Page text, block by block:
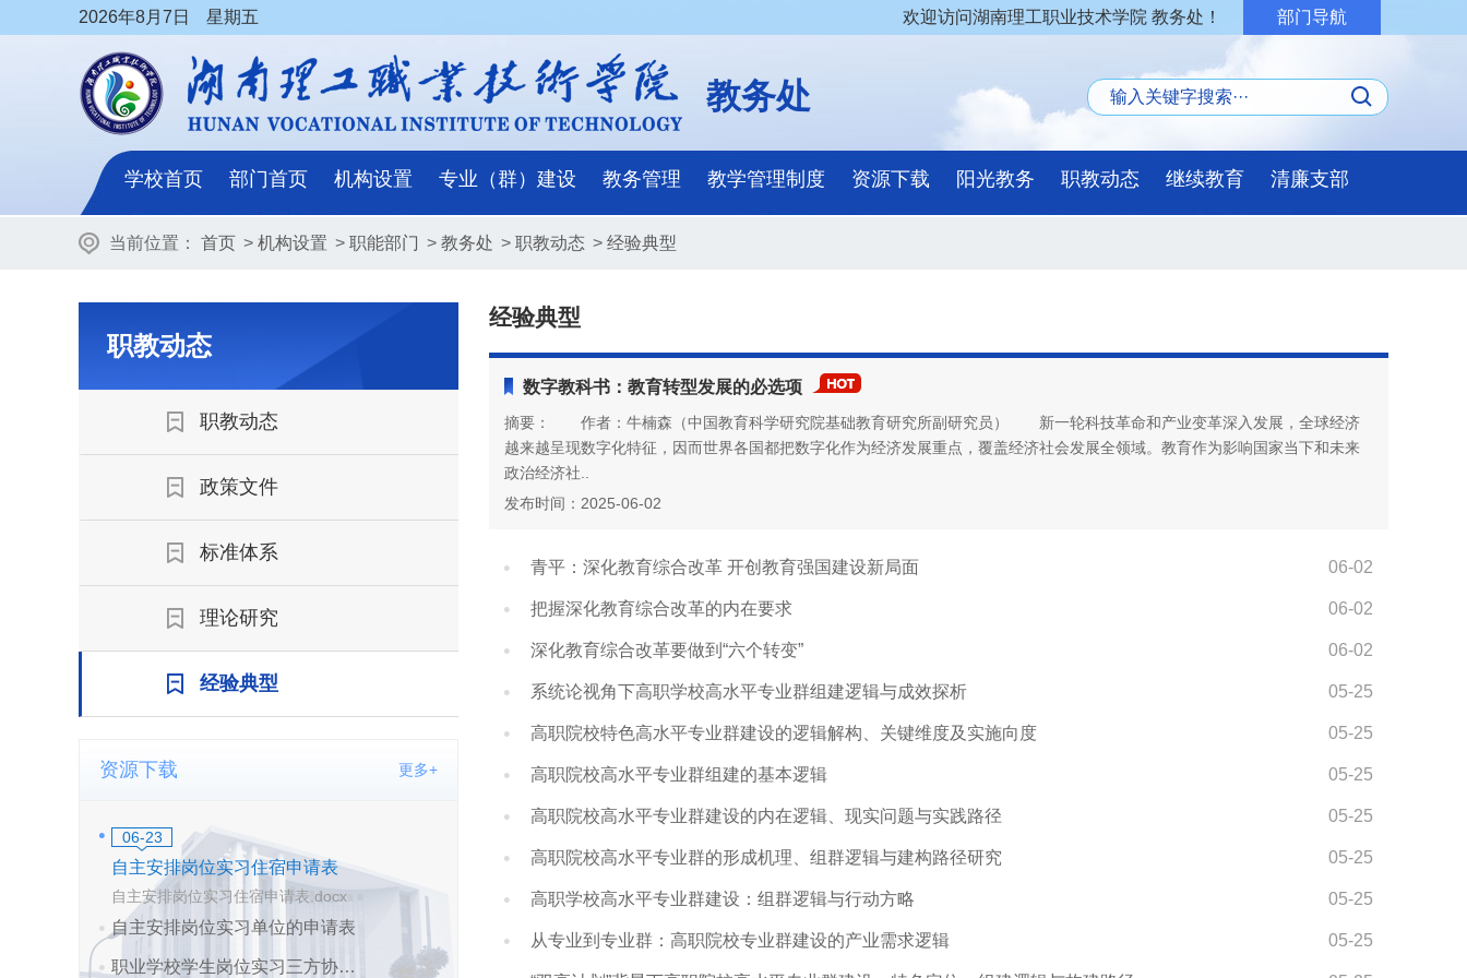
2026年8月7日 星期五 欢迎访问湖南理工职业技术学院 教务处！ 部门导航
教务处
学校首页 部门首页 机构设置 专业（群）建设 教务管理 教学管理制度 资源下载 阳光教务 职教动态 继续教育 清廉支部
当前位置： 首页 > 机构设置 > 职能部门 > 教务处 > 职教动态 > 经验典型
职教动态
职教动态
政策文件
标准体系
理论研究
经验典型
资源下载 更多+
06-23
自主安排岗位实习住宿申请表
自主安排岗位实习住宿申请表.docx
自主安排岗位实习单位的申请表
2025-06-23
职业学校学生岗位实习三方协议签约委托书
经验典型
数字教科书：教育转型发展的必选项
摘要： 作者：牛楠森（中国教育科学研究院基础教育研究所副研究员） 新一轮科技革命和产业变革深入发展，全球经济
越来越呈现数字化特征，因而世界各国都把数字化作为经济发展重点，覆盖经济社会发展全领域。教育作为影响国家当下和未来
政治经济社..
发布时间：2025-06-02
青平：深化教育综合改革 开创教育强国建设新局面 06-02
把握深化教育综合改革的内在要求 06-02
深化教育综合改革要做到“六个转变” 06-02
系统论视角下高职学校高水平专业群组建逻辑与成效探析 05-25
高职院校特色高水平专业群建设的逻辑解构、关键维度及实施向度 05-25
高职院校高水平专业群组建的基本逻辑 05-25
高职院校高水平专业群建设的内在逻辑、现实问题与实践路径 05-25
高职院校高水平专业群的形成机理、组群逻辑与建构路径研究 05-25
高职学校高水平专业群建设：组群逻辑与行动方略 05-25
从专业到专业群：高职院校专业群建设的产业需求逻辑 05-25